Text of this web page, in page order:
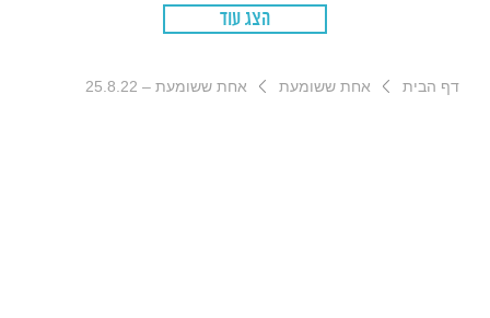
הצג עוד
דף הבית אחת ששומעת אחת ששומעת – 25.8.22